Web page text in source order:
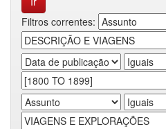
Filtros correntes: